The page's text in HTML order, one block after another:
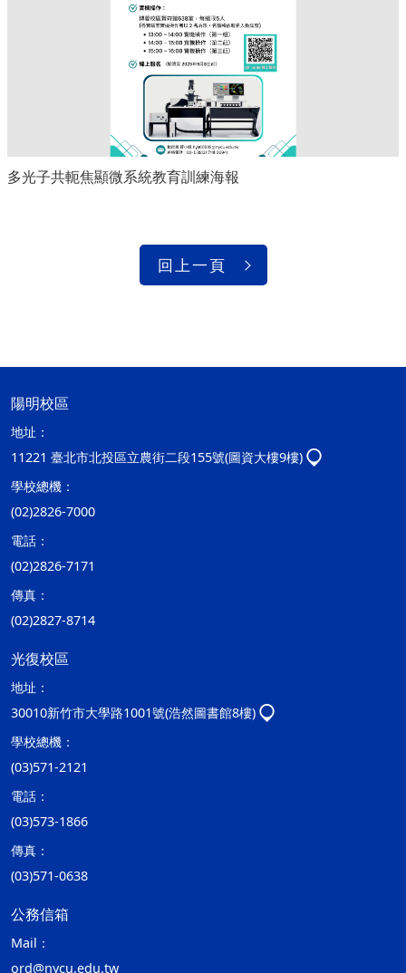
多光子共軛焦顯微系統教育訓練海報
回上一頁
陽明校區
地址：
11221 臺北市北投區立農街二段155號(圖資大樓9樓)
學校總機：
(02)2826-7000
電話：
(02)2826-7171
傳真：
(02)2827-8714
光復校區
地址：
30010新竹市大學路1001號(浩然圖書館8樓)
學校總機：
(03)571-2121
電話：
(03)573-1866
傳真：
(03)571-0638
公務信箱
Mail：
ord@nycu.edu.tw